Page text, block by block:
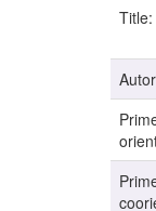
Title: